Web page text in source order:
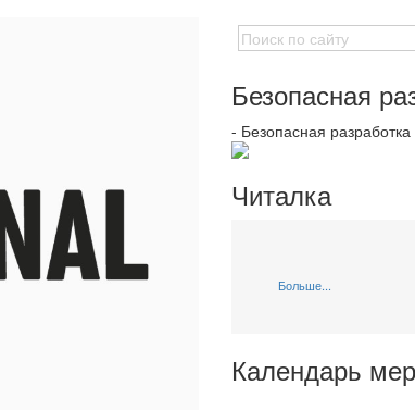
Безопасная
- Безопасная
Читалка
Больше...
Календарь